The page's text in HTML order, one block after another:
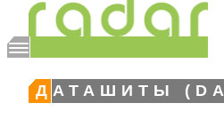
ДАТАШИТЫ